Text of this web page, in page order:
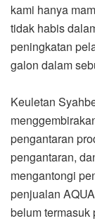
kami hanya
tidak habis
peningkatan
galon dalam
Keuletan
pengantaran
pengantaran,
mengantongi
penjualan
belum